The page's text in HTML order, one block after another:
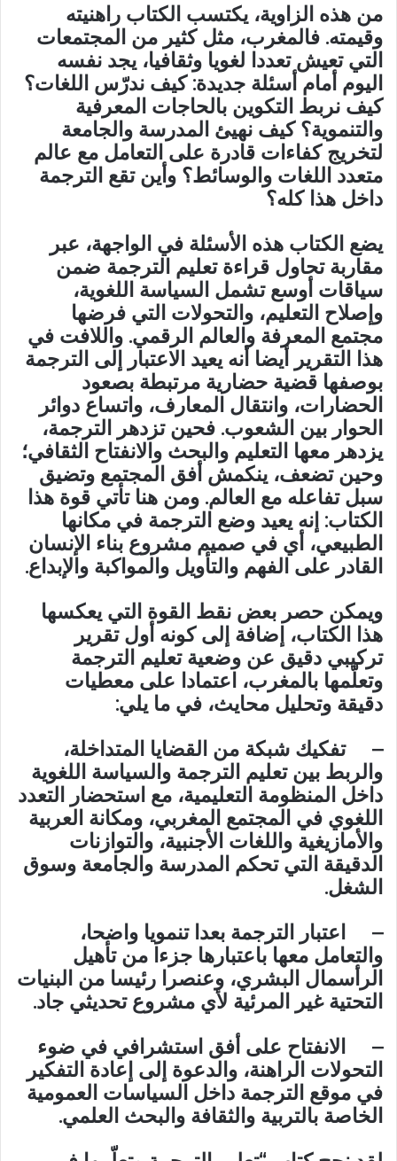
من هذه الزاوية، يكتسب الكتاب راهنيته
وقيمته. فالمغرب، مثل كثير من المجتمعات
التي تعيش تعددا لغويا وثقافيا، يجد نفسه
اليوم أمام أسئلة جديدة: كيف ندرّس اللغات؟
كيف نربط التكوين بالحاجات المعرفية
والتنموية؟ كيف نهيئ المدرسة والجامعة
لتخريج كفاءات قادرة على التعامل مع عالم
متعدد اللغات والوسائط؟ وأين تقع الترجمة
داخل هذا كله؟
يضع الكتاب هذه الأسئلة في الواجهة، عبر
مقاربة تحاول قراءة تعليم الترجمة ضمن
سياقات أوسع تشمل السياسة اللغوية،
وإصلاح التعليم، والتحولات التي فرضها
مجتمع المعرفة والعالم الرقمي. واللافت في
هذا التقرير أيضا أنه يعيد الاعتبار إلى الترجمة
بوصفها قضية حضارية مرتبطة بصعود
الحضارات، وانتقال المعارف، واتساع دوائر
الحوار بين الشعوب. فحين تزدهر الترجمة،
يزدهر معها التعليم والبحث والانفتاح الثقافي؛
وحين تضعف، ينكمش أفق المجتمع وتضيق
سبل تفاعله مع العالم. ومن هنا تأتي قوة هذا
الكتاب: إنه يعيد وضع الترجمة في مكانها
الطبيعي، أي في صميم مشروع بناء الإنسان
القادر على الفهم والتأويل والمواكبة والإبداع.
ويمكن حصر بعض نقط القوة التي يعكسها
هذا الكتاب، إضافة إلى كونه أول تقرير
تركيبي دقيق عن وضعية تعليم الترجمة
وتعلّمها بالمغرب، اعتمادا على معطيات
دقيقة وتحليل محايث، في ما يلي:
– تفكيك شبكة من القضايا المتداخلة،
والربط بين تعليم الترجمة والسياسة اللغوية
داخل المنظومة التعليمية، مع استحضار التعدد
اللغوي في المجتمع المغربي، ومكانة العربية
والأمازيغية واللغات الأجنبية، والتوازنات
الدقيقة التي تحكم المدرسة والجامعة وسوق
الشغل.
– اعتبار الترجمة بعدا تنمويا واضحا،
والتعامل معها باعتبارها جزءا من تأهيل
الرأسمال البشري، وعنصرا رئيسا من البنيات
التحتية غير المرئية لأي مشروع تحديثي جاد.
– الانفتاح على أفق استشرافي في ضوء
التحولات الراهنة، والدعوة إلى إعادة التفكير
في موقع الترجمة داخل السياسات العمومية
الخاصة بالتربية والثقافة والبحث العلمي.